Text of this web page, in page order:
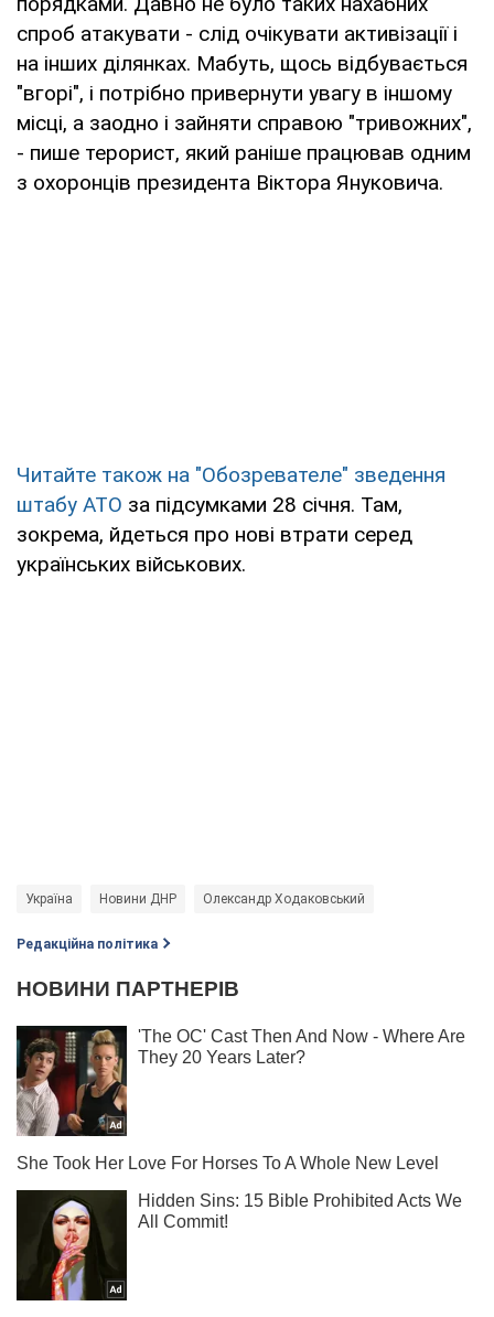
спроб атакувати - слід очікувати активізації і
на інших ділянках. Мабуть, щось відбувається
"вгорі", і потрібно привернути увагу в іншому
місці, а заодно і зайняти справою "тривожних",
- пише терорист, який раніше працював одним
з охоронців президента Віктора Януковича.
Читайте також на "Обозревателе" зведення
штабу АТО за підсумками 28 січня. Там,
зокрема, йдеться про нові втрати серед
українських військових.
Україна Новини ДНР Олександр Ходаковський
Редакційна політика